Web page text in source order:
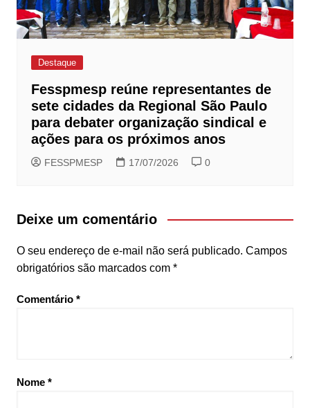
Destaque
Fesspmesp reúne representantes de
sete cidades da Regional São Paulo
para debater organização sindical e
ações para os próximos anos
FESSPMESP 17/07/2026 0
Deixe um comentário
O seu endereço de e-mail não será publicado. Campos
obrigatórios são marcados com *
Comentário *
Nome *